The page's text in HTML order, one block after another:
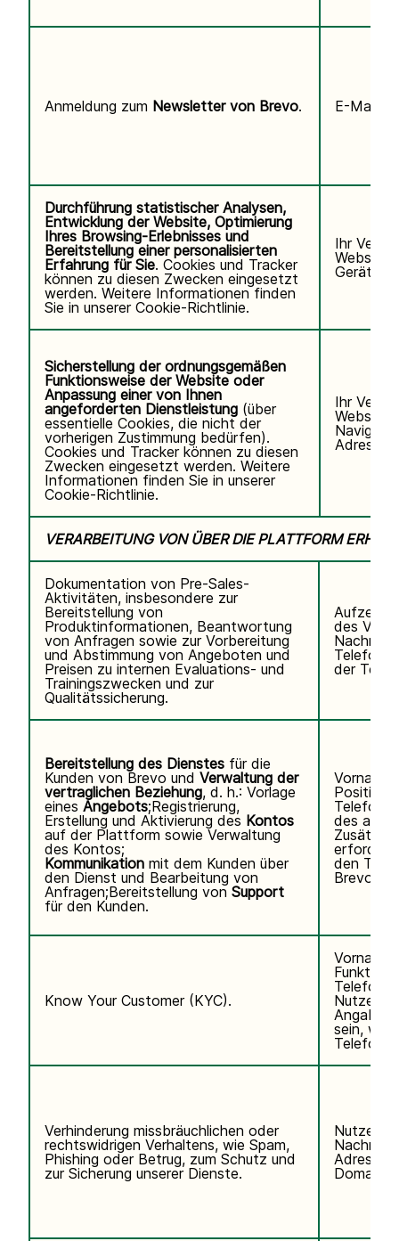
Anmeldung zum Newsletter von Brevo. E-Mail-
Durchführung statistischer Analysen,
Entwicklung der Website, Optimierung
Ihres Browsing-Erlebnisses und
Bereitstellung einer personalisierten
Erfahrung für Sie. Cookies und Tracker
können zu diesen Zwecken eingesetzt
werden. Weitere Informationen finden
Sie in unserer Cookie-Richtlinie.
Ihr
Website,
Gerät/
Sicherstellung der ordnungsgemäßen
Funktionsweise der Website oder
Anpassung einer von Ihnen
angeforderten Dienstleistung (über
essentielle Cookies, die nicht der
vorherigen Zustimmung bedürfen).
Cookies und Tracker können zu diesen
Zwecken eingesetzt werden. Weitere
Informationen finden Sie in unserer
Cookie-Richtlinie.
Ihr
Website
Adresse,
VERARBEITUNG VON ÜBER DIE PLATTFORM
Dokumentation von Pre-Sales-
Aktivitäten, insbesondere zur
Bereitstellung von
Produktinformationen, Beantwortung
von Anfragen sowie zur Vorbereitung
und Abstimmung von Angeboten und
Preisen zu internen Evaluations- und
Trainingszwecken und zur
Qualitätssicherung.
des
der
Bereitstellung des Dienstes für die
Kunden von Brevo und Verwaltung der
vertraglichen Beziehung, d. h.: Vorlage
eines Angebots;Registrierung,
Erstellung und Aktivierung des Kontos
auf der Plattform sowie Verwaltung
des Kontos;
Kommunikation mit dem Kunden über
den Dienst und Bearbeitung von
Anfragen;Bereitstellung von Support
für den Kunden.
Position,
des
den
Brevo
Know Your Customer (KYC).
Angaben
sein,
Verhinderung missbräuchlichen oder
rechtswidrigen Verhaltens, wie Spam,
Phishing oder Betrug, zum Schutz und
zur Sicherung unserer Dienste.
Adresse,
Domain